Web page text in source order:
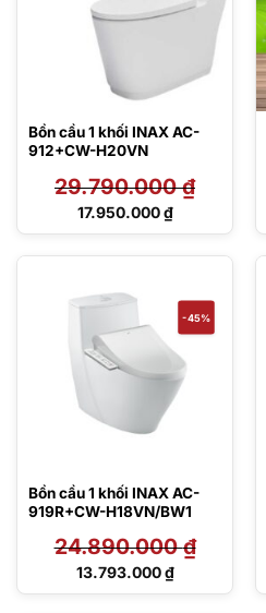
Bồn cầu 1 khối INAX AC-
912+CW-H20VN
29.790.000₫
Giá
17.950.000₫
Giá
17.950.000 ₫.
-45%
Bồn cầu 1 khối INAX AC-
919R+CW-H18VN/BW1
24.890.000₫
Giá
13.793.000₫
Giá